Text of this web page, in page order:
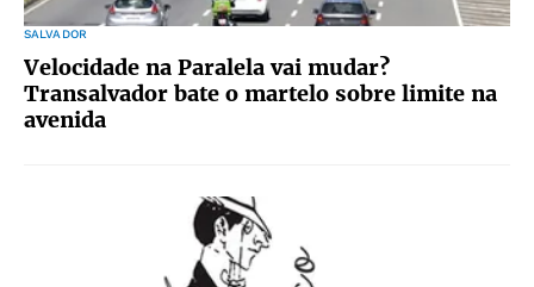
SALVADOR
Velocidade na Paralela vai mudar?
Transalvador bate o martelo sobre limite na
avenida